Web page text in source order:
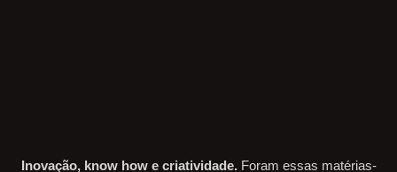
Inovação, know how e criatividade. Foram essas matérias-